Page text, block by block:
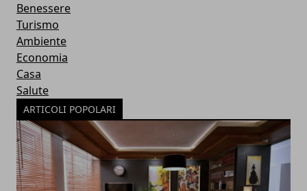
Benessere
Turismo
Ambiente
Economia
Casa
Salute
ARTICOLI POPOLARI